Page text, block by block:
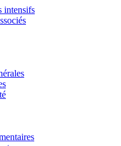
intensifs